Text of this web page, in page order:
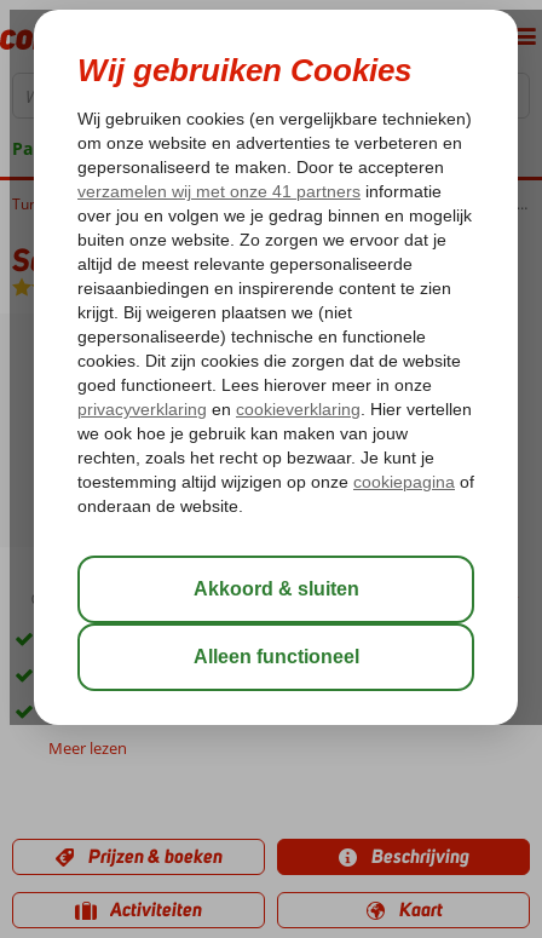
Pakketgarantie
Home
Turkije Egeische kust Marmaris Marmaris-Centrum Saffron Appartementen
Saffron Appartementen
Logies-Appartement
03:30 aug 33°C
Rustig gelegen
Vlakbij het strand
Meer lezen
Prijzen & boeken Beschrijving
Activiteiten Kaart